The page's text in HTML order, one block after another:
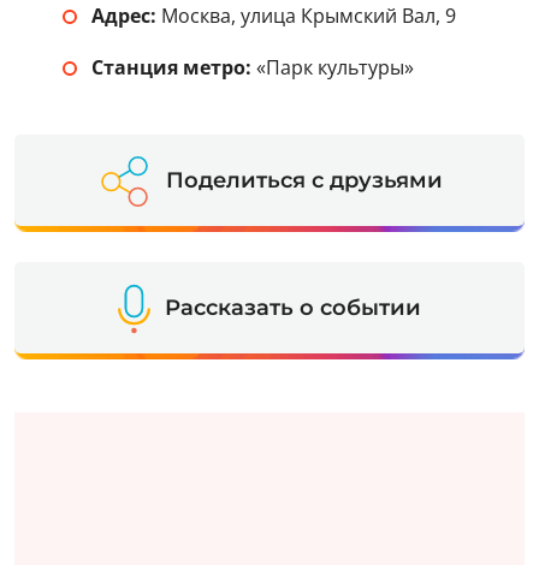
Адрес: Москва, улица Крымский Вал, 9
Станция метро: «Парк культуры»
Поделиться с друзьями
Рассказать о событии